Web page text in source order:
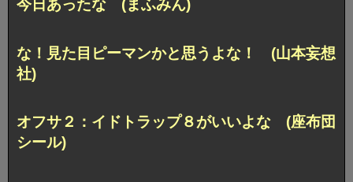
今日あったな (まふみん)
な！見た目ピーマンかと思うよな！ (山本妄想
社)
オフサ２：イドトラップ８がいいよな (座布団
シール)